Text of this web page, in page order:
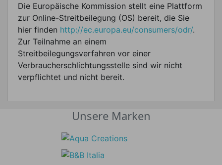
Die Europäische Kommission stellt eine Plattform
zur Online-Streitbeilegung (OS) bereit, die Sie
hier finden http://ec.europa.eu/consumers/odr/.
Zur Teilnahme an einem
Streitbeilegungsverfahren vor einer
Verbraucherschlichtungsstelle sind wir nicht
verpflichtet und nicht bereit.
Unsere Marken